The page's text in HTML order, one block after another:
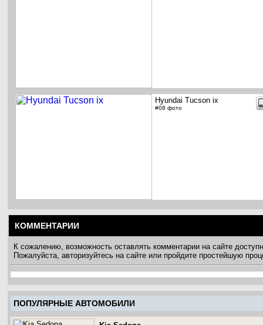
Hyundai Tucson ix
#08 фото
КОММЕНТАРИИ
К сожалению, возможность оставлять комментарии на сайте
Пожалуйста, авторизуйтесь на сайте или пройдите простейшую
ПОПУЛЯРНЫЕ АВТОМОБИЛИ